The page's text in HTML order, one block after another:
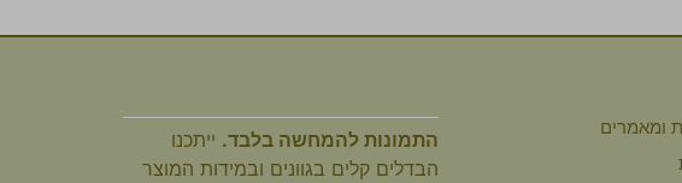
ומאמרים
התמונות להמחשה בלבד. ייתכנו
הבדלים קלים בגוונים ובמידות המוצר